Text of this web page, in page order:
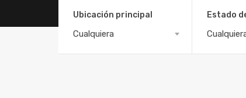
Ubicación principal
Cualquiera
Estado